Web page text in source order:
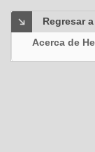
Regresar
Acerca de